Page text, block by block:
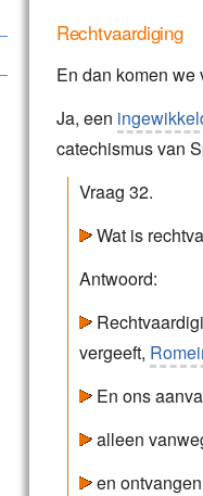
Rechtvaardiging
En dan komen we
Ja, een
catechismus van
Vraag 32.
Wat is
Antwoord:
vergeeft,
En ons
alleen
en